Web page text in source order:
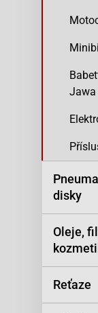
Jawa
disky
Oleje,
Reťaze